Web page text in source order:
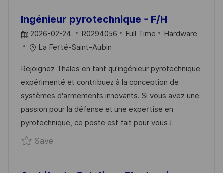
Ingénieur pyrotechnique - F/H
P
O
T
E
D
D
A
T
2026-02-24
J
O
I
D
R0294056 Full Time
C
E
G
O
R
Y
Hardware
La Ferté-Saint-Aubin
Rejoignez Thales en tant qu'ingénieur pyrotechnique
expérimenté et contribuez à la conception de
systèmes d'armements innovants. Si vous avez une
passion pour la défense et une expertise en
pyrotechnique, ce poste est fait pour vous !
SaveSave Ingénieur pyrotechnique - F/H